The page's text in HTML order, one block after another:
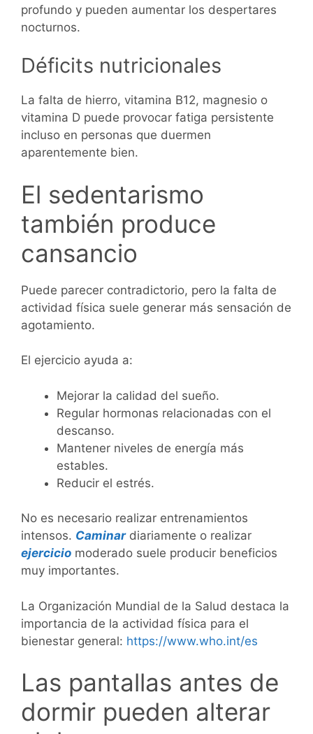
profundo y pueden aumentar los despertares
nocturnos.
Déficits nutricionales
La falta de hierro, vitamina B12, magnesio o
vitamina D puede provocar fatiga persistente
incluso en personas que duermen
aparentemente bien.
El sedentarismo
también produce
cansancio
Puede parecer contradictorio, pero la falta de
actividad física suele generar más sensación de
agotamiento.
El ejercicio ayuda a:
Mejorar la calidad del sueño.
Regular hormonas relacionadas con el
descanso.
Mantener niveles de energía más
estables.
Reducir el estrés.
No es necesario realizar entrenamientos
intensos. Caminardiariamente o realizar
ejercicio moderado suele producir beneficios
muy importantes.
La Organización Mundial de la Salud destaca la
importancia de la actividad física para el
bienestar general: https://www.who.int/es
Las pantallas antes de
dormir pueden alterar